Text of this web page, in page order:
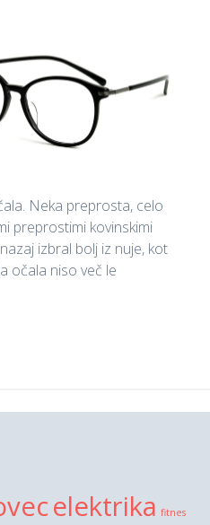
Neka preprosta, celo
preprostimi kovinskimi
izbral bolj iz nuje, kot
očala niso več le
elektrika fitnes